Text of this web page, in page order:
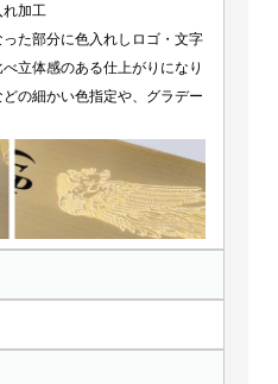
加工
た部分に色入れしロゴ・文字
立体感のある仕上がりになり
の細かい色指定や、グラデー